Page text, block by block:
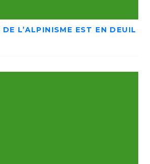
L’ALPINISME EST EN DEUIL